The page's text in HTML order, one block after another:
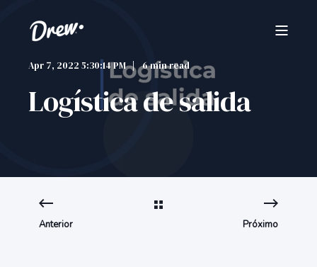
Apr 7, 2022 5:30:14 PM 6 min read
Logística de salida
Anterior Próximo